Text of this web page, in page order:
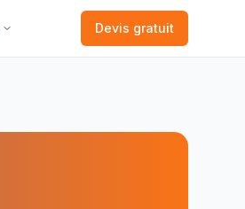
Devis gratuit